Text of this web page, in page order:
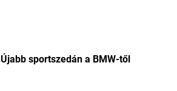
Újabb sportszedán a BMW-től